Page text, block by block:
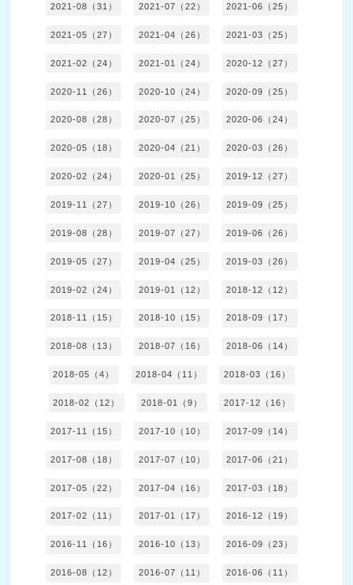
2021-08（31） 2021-07（22） 2021-06（25）
2021-05（27） 2021-04（26） 2021-03（25）
2021-02（24） 2021-01（24） 2020-12（27）
2020-11（26） 2020-10（24） 2020-09（25）
2020-08（28） 2020-07（25） 2020-06（24）
2020-05（18） 2020-04（21） 2020-03（26）
2020-02（24） 2020-01（25） 2019-12（27）
2019-11（27） 2019-10（26） 2019-09（25）
2019-08（28） 2019-07（27） 2019-06（26）
2019-05（27） 2019-04（25） 2019-03（26）
2019-02（24） 2019-01（12） 2018-12（12）
2018-11（15） 2018-10（15） 2018-09（17）
2018-08（13） 2018-07（16） 2018-06（14）
2018-05（4） 2018-04（11） 2018-03（16）
2018-02（12） 2018-01（9） 2017-12（16）
2017-11（15） 2017-10（10） 2017-09（14）
2017-08（18） 2017-07（10） 2017-06（21）
2017-05（22） 2017-04（16） 2017-03（18）
2017-02（11） 2017-01（17） 2016-12（19）
2016-11（16） 2016-10（13） 2016-09（23）
2016-08（12） 2016-07（11） 2016-06（11）